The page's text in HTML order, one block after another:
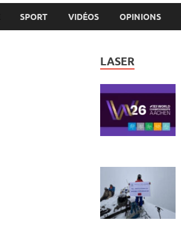
SPORT VIDÉOS OPINIONS
LASER